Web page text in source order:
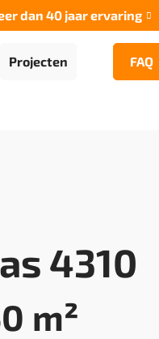
dan 40 jaar ervaring 
Projecten FAQ
4310
m²